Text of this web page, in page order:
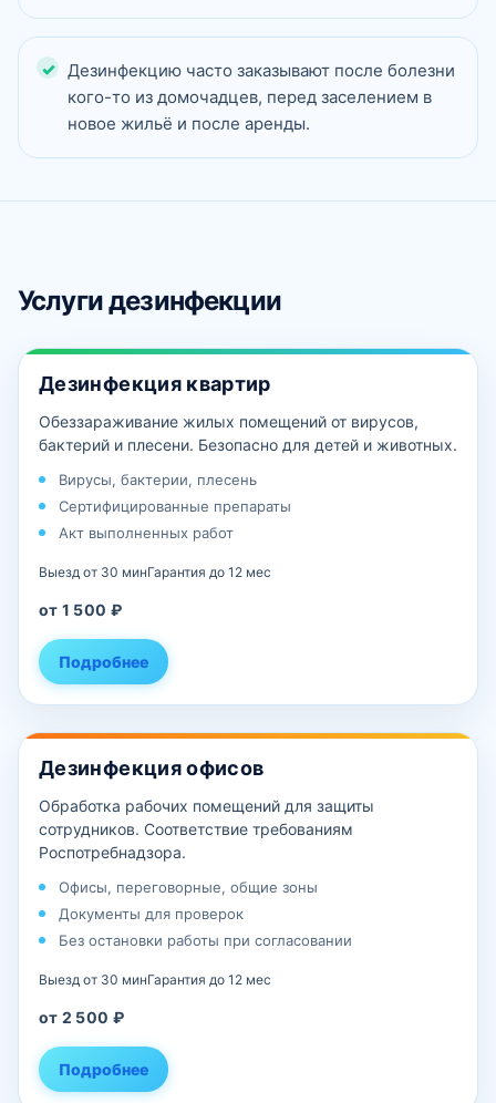
Дезинфекцию часто заказывают после болезни
кого-то из домочадцев, перед заселением в
новое жильё и после аренды.
Услуги дезинфекции
Дезинфекция квартир
Обеззараживание жилых помещений от вирусов,
бактерий и плесени. Безопасно для детей и животных.
Вирусы, бактерии, плесень
Сертифицированные препараты
Акт выполненных работ
Выезд от 30 минГарантия до 12 мес
от 1 500 ₽
Подробнее
Дезинфекция офисов
Обработка рабочих помещений для защиты
сотрудников. Соответствие требованиям
Роспотребнадзора.
Офисы, переговорные, общие зоны
Документы для проверок
Без остановки работы при согласовании
Выезд от 30 минГарантия до 12 мес
от 2 500 ₽
Подробнее